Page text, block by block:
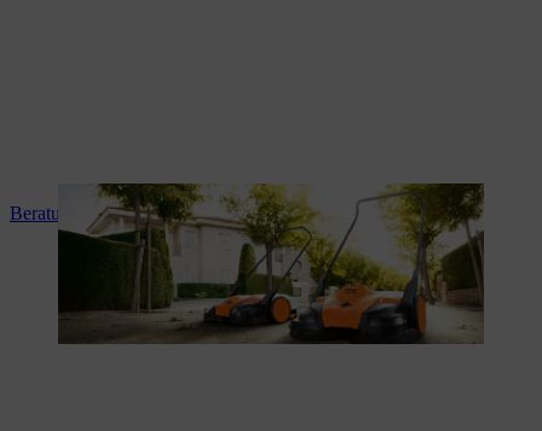
Beratung und Produkteinweisung